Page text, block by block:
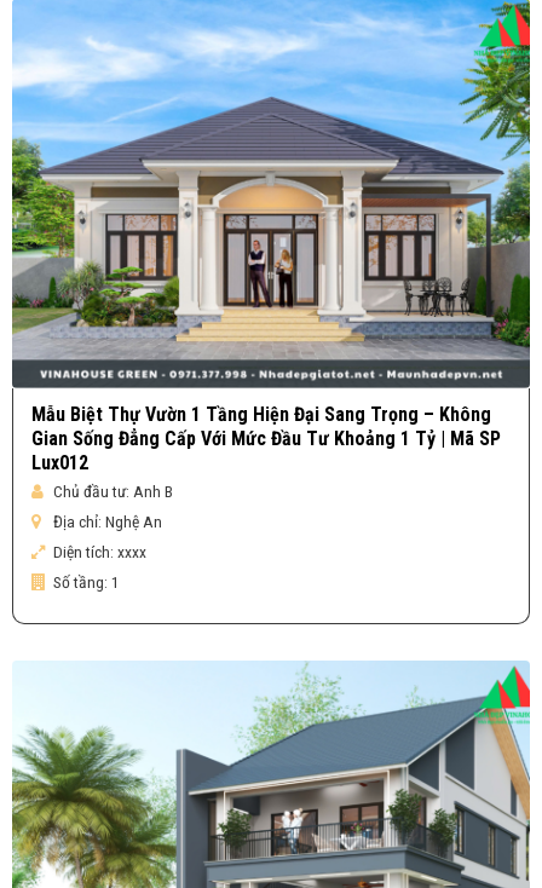
Mẫu Biệt Thự Vườn 1 Tầng Hiện Đại Sang Trọng – Không
Gian Sống Đẳng Cấp Với Mức Đầu Tư Khoảng 1 Tỷ | Mã SP
Lux012
Chủ đầu tư: Anh B
Địa chỉ: Nghệ An
Diện tích: xxxx
Số tầng: 1